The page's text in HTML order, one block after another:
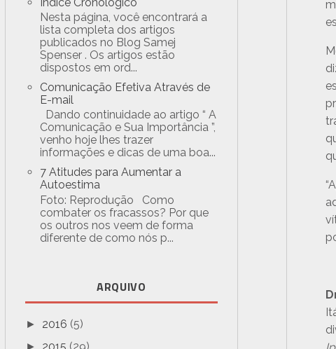
Nesta página, você encontrará a
lista completa dos artigos
publicados no Blog Samej
Spenser . Os artigos estão
dispostos em ord...
Comunicação Efetiva Através de
E-mail
Dando continuidade ao artigo “ A
Comunicação e Sua Importância ”,
venho hoje lhes trazer
informações e dicas de uma boa...
7 Atitudes para Aumentar a
Autoestima
Foto: Reprodução Como
combater os fracassos? Por que
os outros nos veem de forma
diferente de como nós p...
ARQUIVO
► 2016 (5)